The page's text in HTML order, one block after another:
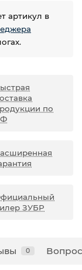
артикул в
по
ЗУБР
0